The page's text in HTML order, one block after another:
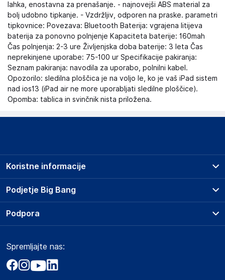
lahka, enostavna za prenašanje. - najnovejši ABS material za
bolj udobno tipkanje. - Vzdržljiv, odporen na praske. parametri
tipkovnice: Povezava: Bluetooth Baterija: vgrajena litijeva
baterija za ponovno polnjenje Kapaciteta baterije: 160mah
Čas polnjenja: 2-3 ure Življenjska doba baterije: 3 leta Čas
neprekinjene uporabe: 75-100 ur Specifikacije pakiranja:
Seznam pakiranja: navodila za uporabo, polnilni kabel.
Opozorilo: sledilna ploščica je na voljo le, ko je vaš iPad sistem
nad ios13 (iPad air ne more uporabljati sledilne ploščice).
Opomba: tablica in svinčnik nista priložena.
Podjetje Big Bang
O podjetju
Obvestila za javnost
Akt o digitalnih storitvah
Koristne informacije
Prodajna mesta
Storitve
Dostava, vnos in odvoz
Zavarovanje izdelkov
Podpora
Marketplace
Kako oddati naročilo?
Spremljajte nas: